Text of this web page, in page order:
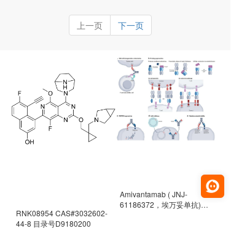
靶点药理机制的金标准化学探
针。
上一页 下一页
RNK08954 CAS#3032602-
44-8 目录号D9180200
Amivantamab ( JNJ-
61186372，埃万妥单抗)